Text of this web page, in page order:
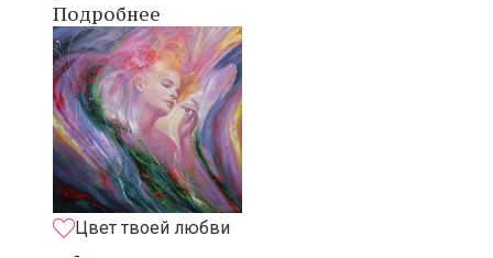
Подробнее
Цвет твоей любви